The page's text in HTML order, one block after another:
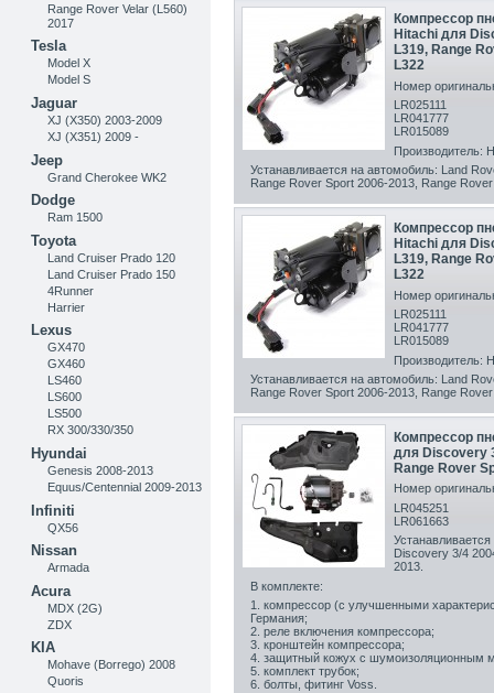
Range Rover Velar (L560)
2017
Tesla
Model X
Model S
Jaguar
XJ (X350) 2003-2009
XJ (X351) 2009 -
Jeep
Grand Cherokee WK2
Dodge
Ram 1500
Toyota
Land Cruiser Prado 120
Land Cruiser Prado 150
4Runner
Harrier
Lexus
GX470
GX460
LS460
LS600
LS500
RX 300/330/350
Hyundai
Genesis 2008-2013
Equus/Centennial 2009-2013
Infiniti
QX56
Nissan
Armada
Acura
MDX (2G)
ZDX
KIA
Mohave (Borrego) 2008
Quoris
Компрессор
Hitachi для
L319, Range
L322
Номер
LR025111
LR041777
LR015089
Производитель:
Устанавливается на автомобиль: Land
Range Rover Sport 2006-2013, Range
Компрессор
Hitachi для
L319, Range
L322
Номер
LR025111
LR041777
LR015089
Производитель:
Устанавливается на автомобиль: Land
Range Rover Sport 2006-2013, Range
Компрессор
для Discovery
Range Rover
Номер
LR045251
LR061663
Discovery 3/4
2013.
В комплекте:
1. компрессор (с улучшенными
Германия;
2. реле включения компрессора;
3. кронштейн компрессора;
4. защитный кожух с шумоизоляционным
5. комплект трубок;
6. болты, фитинг Voss.